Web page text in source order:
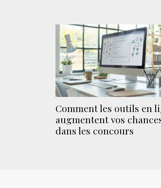
Comment les outils en
augmentent vos
dans les concours